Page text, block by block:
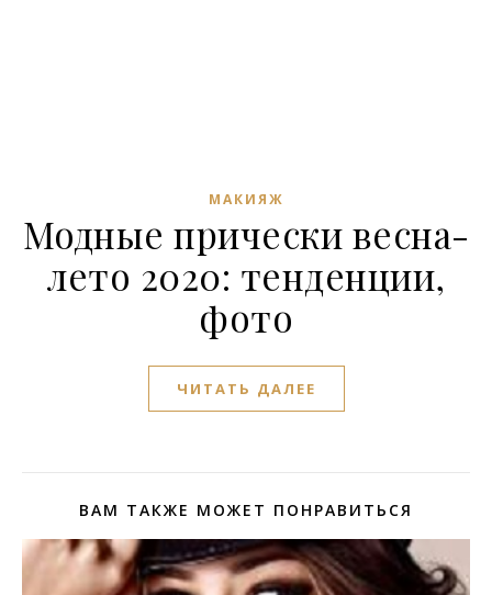
МАКИЯЖ
Модные прически весна-
лето 2020: тенденции,
фото
ЧИТАТЬ ДАЛЕЕ
ВАМ ТАКЖЕ МОЖЕТ ПОНРАВИТЬСЯ